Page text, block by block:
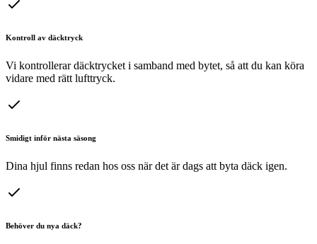
Kontroll av däcktryck
Vi kontrollerar däcktrycket i samband med bytet, så att du kan köra
vidare med rätt lufttryck.
Smidigt inför nästa säsong
Dina hjul finns redan hos oss när det är dags att byta däck igen.
Behöver du nya däck?